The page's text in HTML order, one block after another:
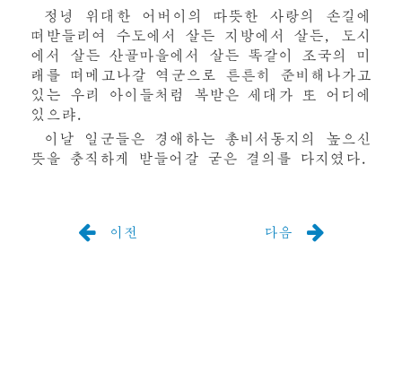
정녕 위대한 어버이의 따뜻한 사랑의 손길에
떠받들리여 수도에서 살든 지방에서 살든, 도시
에서 살든 산골마을에서 살든 똑같이 조국의 미
래를 떠메고나갈 역군으로 튼튼히 준비해나가고
있는 우리 아이들처럼 복받은 세대가 또 어디에
있으랴.
이날 일군들은 경애하는 총비서동지의 높으신
뜻을 충직하게 받들어갈 굳은 결의를 다지였다.
이전 다음